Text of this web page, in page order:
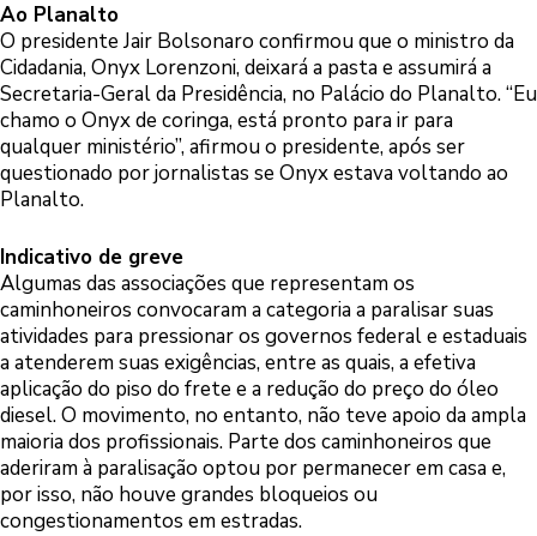
Ao Planalto
O presidente Jair Bolsonaro confirmou que o ministro da
Cidadania, Onyx Lorenzoni, deixará a pasta e assumirá a
Secretaria-Geral da Presidência, no Palácio do Planalto. “Eu
chamo o Onyx de coringa, está pronto para ir para
qualquer ministério”, afirmou o presidente, após ser
questionado por jornalistas se Onyx estava voltando ao
Planalto.
Indicativo de greve
Algumas das associações que representam os
caminhoneiros convocaram a categoria a paralisar suas
atividades para pressionar os governos federal e estaduais
a atenderem suas exigências, entre as quais, a efetiva
aplicação do piso do frete e a redução do preço do óleo
diesel. O movimento, no entanto, não teve apoio da ampla
maioria dos profissionais. Parte dos caminhoneiros que
aderiram à paralisação optou por permanecer em casa e,
por isso, não houve grandes bloqueios ou
congestionamentos em estradas.